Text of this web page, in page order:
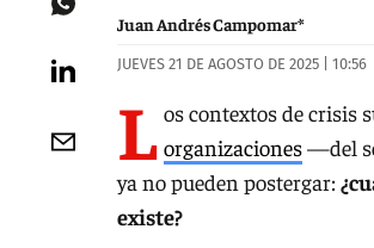
Juan Andrés Campomar*
JUEVES 21 DE AGOSTO DE 2025 | 10:56
L os contextos de crisis
organizaciones—del
ya no pueden postergar:
existe?